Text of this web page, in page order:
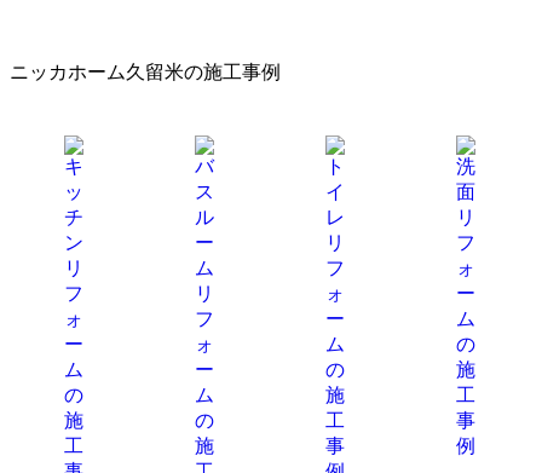
ニッカホーム久留米の施工事例